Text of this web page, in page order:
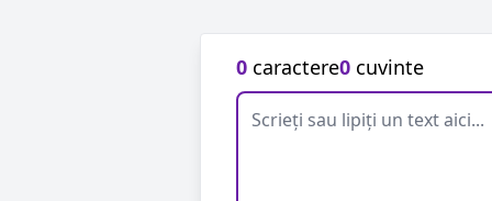
0 caractere0 cuvinte